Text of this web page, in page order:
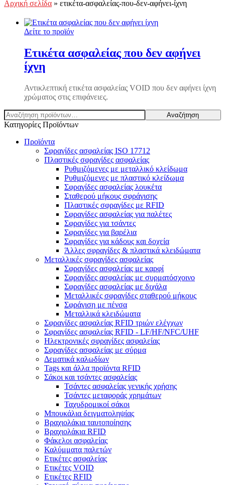
Αρχική σελίδα » ετικέτα-ασφαλείας-που-δεν-αφήνει-ίχνη
Δείτε το προϊόν
Ετικέτα ασφαλείας που δεν αφήνει
ίχνη
Αντικλεπτική ετικέτα ασφαλείας VOID που δεν αφήνει ίχνη
χρώματος στις επιφάνειες.
Αναζήτηση
για:
Αναζήτηση
Κατηγορίες Προϊόντων
Προϊόντα
Σφραγίδες ασφαλείας ISO 17712
Πλαστικές σφραγίδες ασφαλείας
Ρυθμιζόμενες με μεταλλικό κλείδωμα
Ρυθμιζόμενες με πλαστικό κλείδωμα
Σφραγίδες ασφαλείας λουκέτα
Σταθερού μήκους σφράγισης
Πλαστικές σφραγίδες με RFID
Σφραγίδες ασφαλείας για παλέτες
Σφραγίδες για τσάντες
Σφραγίδες για βαρέλια
Σφραγίδες για κάδους και δοχεία
Άλλες σφραγίδες & πλαστικά κλειδώματα
Μεταλλικές σφραγίδες ασφαλείας
Σφραγίδες ασφαλείας με καρφί
Σφραγίδες ασφαλείας με συρματόσχοινο
Σφραγίδες ασφαλείας με διχάλα
Μεταλλικές σφραγίδες σταθερού μήκους
Σφράγιση με πένσα
Μεταλλικά κλειδώματα
Σφραγίδες ασφαλείας RFID τριών ελέγχων
Σφραγίδες ασφαλείας RFID - LF/HF/NFC/UHF
Ηλεκτρονικές σφραγίδες ασφαλείας
Σφραγίδες ασφαλείας με σύρμα
Δεματικά καλωδίων
Tags και άλλα προϊόντα RFID
Σάκοι και τσάντες ασφαλείας
Τσάντες ασφαλείας γενικής χρήσης
Τσάντες μεταφοράς χρημάτων
Ταχυδρομικοί σάκοι
Μπουκάλια δειγματοληψίας
Βραχιολάκια ταυτοποίησης
Βραχιολάκια RFID
Φάκελοι ασφαλείας
Καλύμματα παλετών
Ετικέτες ασφαλείας
Ετικέτες VOID
Ετικέτες RFID